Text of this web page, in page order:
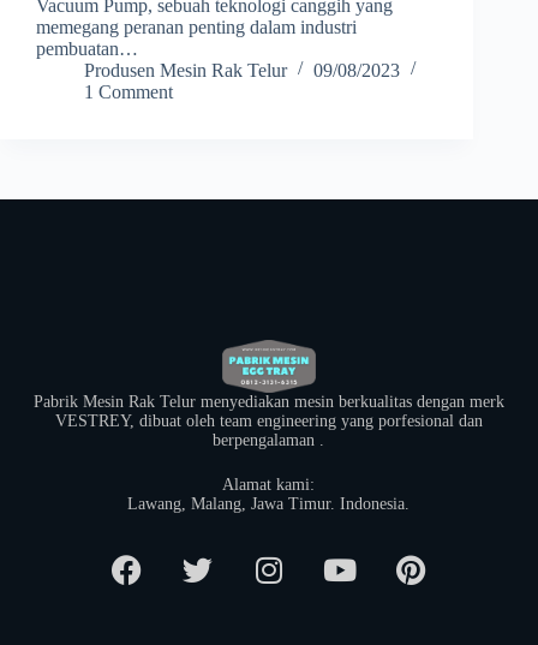
Vacuum Pump, sebuah teknologi canggih yang
memegang peranan penting dalam industri
pembuatan…
Produsen Mesin Rak Telur
09/08/2023
1 Comment
Pabrik Mesin Rak Telur menyediakan mesin berkualitas dengan merk
VESTREY, dibuat oleh team engineering yang porfesional dan
berpengalaman .
Alamat kami:
​Lawang, Malang, Jawa Timur. Indonesia.